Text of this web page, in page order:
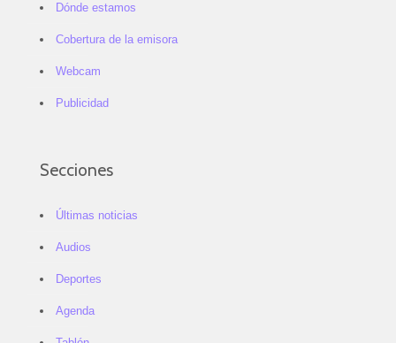
Dónde estamos
Cobertura de la emisora
Webcam
Publicidad
Secciones
Últimas noticias
Audios
Deportes
Agenda